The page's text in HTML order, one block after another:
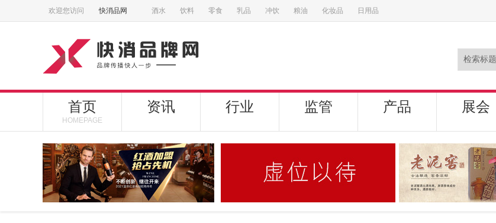
欢迎您访问 快消品网 酒水 饮料 零食 乳品 冲饮 粮油 化妆品 日用品
首页
HOMEPAGE
资讯 行业 监管 产品 展会